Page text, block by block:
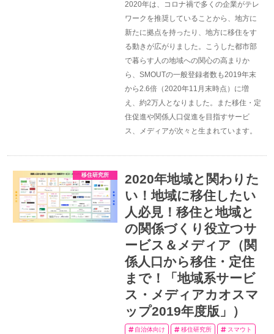
2020年は、コロナ禍で多くの企業がテレ
ワークを推奨していることから、地方に
新たに拠点を持ったり、地方に移住をす
る動きが広がりました。こうした都市部
で暮らす人の地域への関心の高まりか
ら、SMOUTの一般登録者数も2019年末
から2.6倍（2020年11月末時点）に増
え、約2万人となりました。また移住・定
住促進や関係人口促進を目指すサービ
ス、メディアが次々と生まれています。
移住研究所
2020年地域と関わりた
い！地域に移住したい
人必見！移住と地域と
の関係づくり役立つサ
ービス＆メディア（関
係人口から移住・定住
まで！「地域系サービ
ス・メディアカオスマ
ップ2019年度版」）
自治体向け 移住研究所 スマウト